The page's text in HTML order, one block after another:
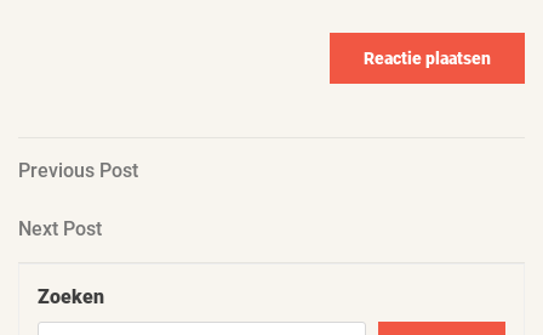
Berichtnavigatie
Previous
Previous Post
Next
Next Post
Zoeken